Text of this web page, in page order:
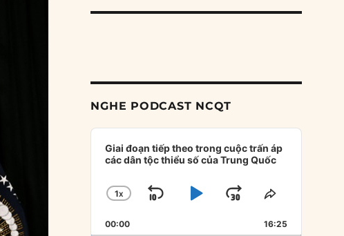
NGHE PODCAST NCQT
Audio
Player
Giai đoạn tiếp theo trong cuộc trấn áp
các dân tộc thiểu số của Trung Quốc
CHANGE
RATE
1X
SKIP
BACKWARD
PLAYJUMP
FORWARD
SHARE
EPISODE
00:00 16:25